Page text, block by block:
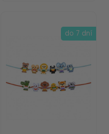
do 7 dní